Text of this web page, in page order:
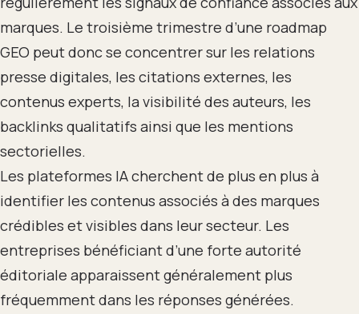
marques. Le troisième trimestre d’une roadmap
GEO peut donc se concentrer sur les relations
presse digitales, les citations externes, les
contenus experts, la visibilité des auteurs, les
backlinks qualitatifs ainsi que les mentions
sectorielles.
Les plateformes IA cherchent de plus en plus à
identifier les contenus associés à des marques
crédibles et visibles dans leur secteur. Les
entreprises bénéficiant d’une forte autorité
éditoriale apparaissent généralement plus
fréquemment dans les réponses générées.